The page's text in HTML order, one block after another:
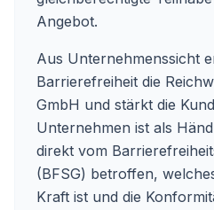
Angebot.
Aus Unternehmenssicht
Barrierefreiheit die
GmbH und stärkt die
Unternehmen ist als
direkt vom
(BFSG) betroffen,
Kraft ist und die